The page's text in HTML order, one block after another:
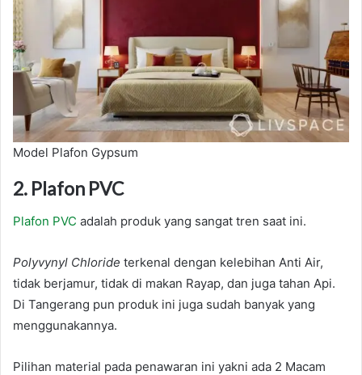
Model Plafon Gypsum
2. Plafon PVC
Plafon PVC adalah produk yang sangat tren saat ini.
Polyvynyl Chloride terkenal dengan kelebihan Anti Air,
tidak berjamur, tidak di makan Rayap, dan juga tahan Api.
Di Tangerang pun produk ini juga sudah banyak yang
menggunakannya.
Pilihan material pada penawaran ini yakni ada 2 Macam